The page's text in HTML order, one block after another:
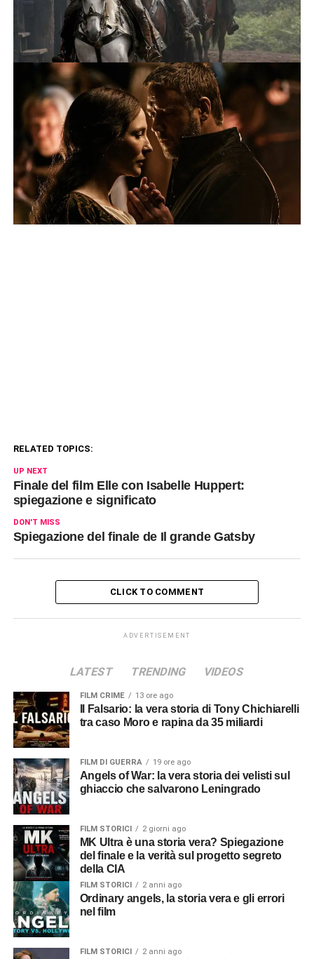
RELATED TOPICS:
UP NEXT
Finale del film Elle con Isabelle Huppert:
spiegazione e significato
DON'T MISS
Spiegazione del finale de Il grande Gatsby
CLICK TO COMMENT
ADVERTISEMENT
LATEST TRENDING VIDEOS
FILM CRIME 13 ore ago
tra caso Moro e rapina da 35 miliardi
FILM DI GUERRA 19 ore ago
Angels of War: la vera storia dei velisti sul
ghiaccio che salvarono Leningrado
FILM STORICI 2 giorni ago
MK Ultra è una storia vera? Spiegazione
del finale e la verità sul progetto segreto
della CIA
FILM STORICI 2 anni ago
Ordinary angels, la storia vera e gli errori
nel film
FILM STORICI 2 anni ago